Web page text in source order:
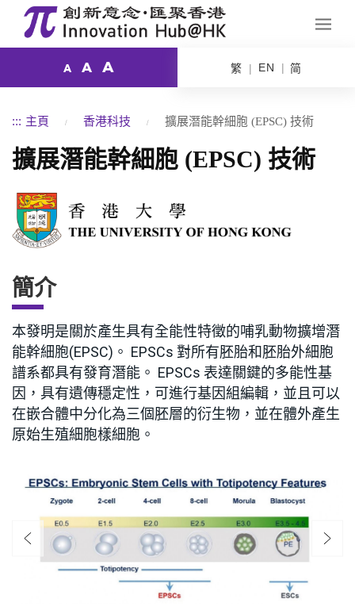
A A A 繁 EN 简
::: 主頁 香港科技 擴展潛能幹細胞 (EPSC) 技術
擴展潛能幹細胞 (EPSC) 技術
簡介
本發明是關於產生具有全能性特徵的哺乳動物擴增潛
能幹細胞(EPSC)。 EPSCs 對所有胚胎和胚胎外細胞
譜系都具有發育潛能。 EPSCs 表達關鍵的多能性基
因，具有遺傳穩定性，可進行基因組編輯，並且可以
在嵌合體中分化為三個胚層的衍生物，並在體外產生
原始生殖細胞樣細胞。